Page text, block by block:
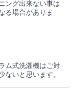
ング出来ない事は
る場合がありま
ム式洗濯機はご対
ないと思います。